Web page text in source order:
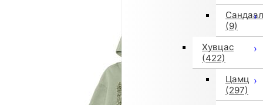
Сандаал
(9)
Хувцас
(422)
Цамц
(297)